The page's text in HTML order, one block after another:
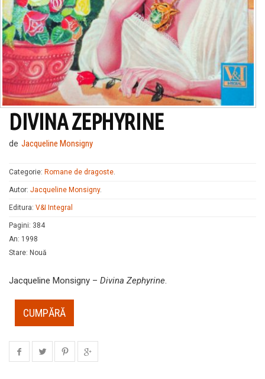
DIVINA ZEPHYRINE
de Jacqueline Monsigny
Categorie: Romane de dragoste.
Autor: Jacqueline Monsigny.
Editura: V&I Integral
Pagini: 384
An: 1998
Stare: Nouă
Jacqueline Monsigny – Divina Zephyrine.
CUMPĂRĂ